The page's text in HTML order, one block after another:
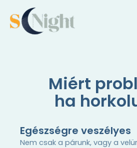
content
Miért
ha
Egészségre veszélyes
Nem csak a párunk, vagy a